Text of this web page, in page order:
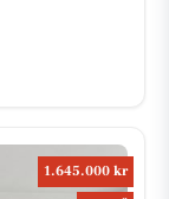
1.645.000 kr